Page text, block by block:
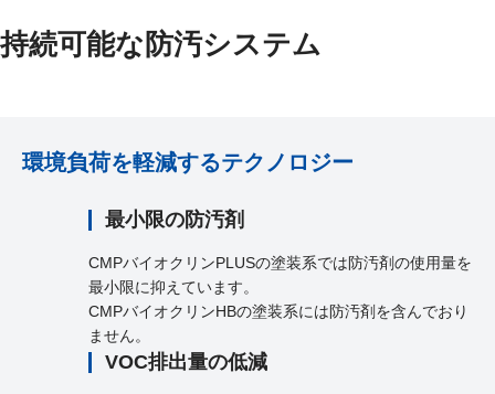
持続可能な防汚システム
環境負荷を軽減するテクノロジー
最小限の防汚剤
CMPバイオクリンPLUSの塗装系では防汚剤の使用量を
最小限に抑えています。
CMPバイオクリンHBの塗装系には防汚剤を含んでおり
ません。
VOC排出量の低減